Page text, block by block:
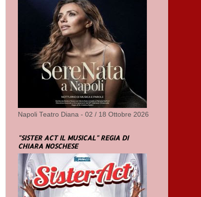
Napoli Teatro Diana - 02 / 18 Ottobre 2026
"SISTER ACT IL MUSICAL" REGIA DI
CHIARA NOSCHESE